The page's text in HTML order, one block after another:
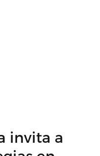
invita a